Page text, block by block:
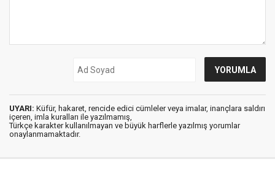
UYARI: Küfür, hakaret, rencide edici cümleler veya imalar, inançlara saldırı
içeren, imla kuralları ile yazılmamış,
Türkçe karakter kullanılmayan ve büyük harflerle yazılmış yorumlar
onaylanmamaktadır.